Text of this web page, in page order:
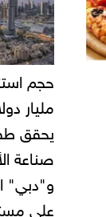
"أمن
شركة
أموال